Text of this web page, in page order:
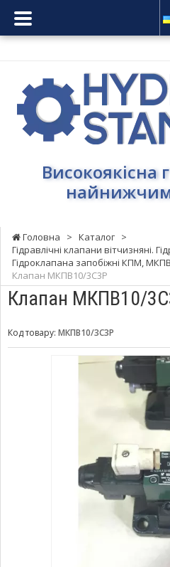
Гідростандарт
Високоякісна
гідравліка
цінамиВисокоякісна
Головна > Каталог >
Гідравлічні клапани вітчизняні.
Гідроклапана запобіжні КПМ,
Клапан МКПВ10/3С3Р
Клапан МКПВ10/
Код товару: МКПВ10/3С3Р